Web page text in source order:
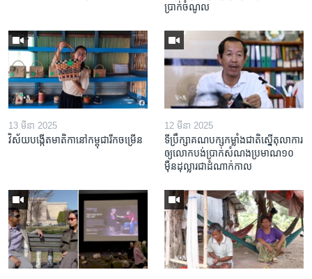
ប្រាក់​ចំណូល
13 មីនា 2025
វិស័យ​បង្កើត​មាតិកា​នៅ​កម្ពុជា​រីក​ចម្រើន
12 មីនា 2025
ទីប្រឹក្សា​គណបក្ស​កម្លាំង​ជាតិ​ស្នើ​តុលាការ​
ឲ្យ​លោក​បង់ប្រាក់​សំណង​ប្រមាណ​១០​
ម៉ឺន​ដុល្លារ​ជា​ដំណាក់កាល